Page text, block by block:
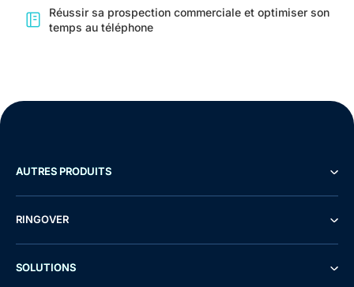
Réussir sa prospection commerciale et optimiser son
temps au téléphone
AUTRES PRODUITS
RINGOVER
SOLUTIONS